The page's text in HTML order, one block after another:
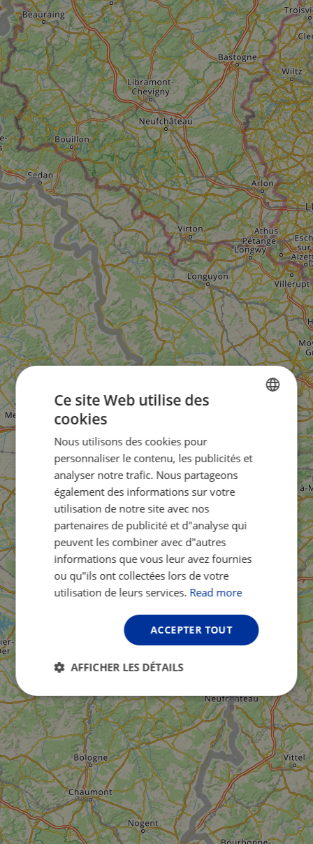
Ce site Web utilise des
cookies
Nous utilisons des cookies pour
personnaliser le contenu, les publicités et
analyser notre trafic. Nous partageons
également des informations sur votre
utilisation de notre site avec nos
partenaires de publicité et d"analyse qui
peuvent les combiner avec d"autres
informations que vous leur avez fournies
ou qu"ils ont collectées lors de votre
utilisation de leurs services. Read more
ACCEPTER TOUT
AFFICHER LES DÉTAILS
Strictement
nécessaires
Performance Ciblage
Fonctionnalité Non classifiés